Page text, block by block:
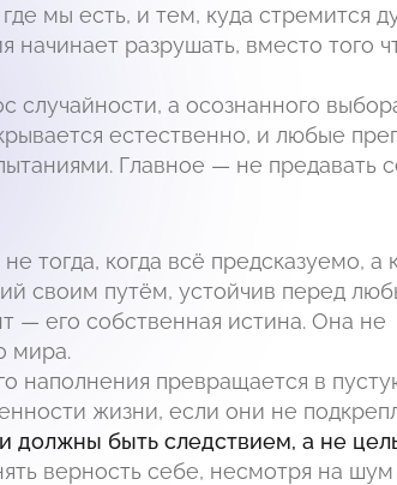
мы есть, и тем, куда стремится
начинает разрушать, вместо того
случайности, а осознанного
естественно, и любые
Главное — не предавать
тогда, когда всё предсказуемо, а
своим путём, устойчив перед
— его собственная истина. Она не
мира.
наполнения превращается в
жизни, если они не
должны быть следствием, а не
верность себе, несмотря на шум